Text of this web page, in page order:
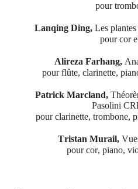
pour
Lanqing Ding, Les
pour cor
Alireza Farhang,
pour flûte, clarinette,
Patrick Marcland,
Pasolini
pour clarinette, trombone,
Tristan Murail,
pour cor, piano,